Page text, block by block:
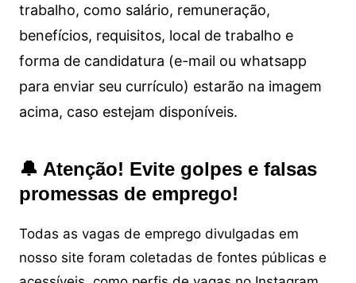
trabalho, como salário, remuneração,
benefícios, requisitos, local de trabalho e
forma de candidatura (e-mail ou whatsapp
para enviar seu currículo) estarão na imagem
acima, caso estejam disponíveis.
🔔 Atenção! Evite golpes e falsas
promessas de emprego!
Todas as vagas de emprego divulgadas em
nosso site foram coletadas de fontes públicas e